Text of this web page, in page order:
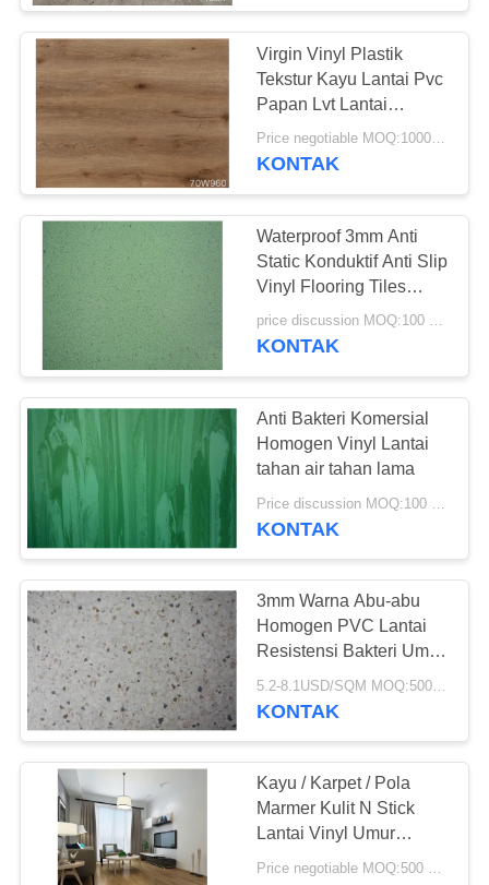
SITEMAP
KEBIJAKAN
PRIVASI
Lantai PVC Anti-
statis
Lembar PVC anti-
statis
15
Lantai Vinyl Kering
49
Lantai Vinyl Self
Adhesive
51
Virgin Vinyl Plastik
Tekstur Kayu Lantai Pvc
Papan Lvt Lantai
Genteng Untuk Indoor
Price negotiable MOQ:1000 Meter Persegi
KONTAK
Waterproof 3mm Anti
Static Konduktif Anti Slip
Vinyl Flooring Tiles
OEM Tersedia
price discussion MOQ:100 meter persegi
KONTAK
Anti Bakteri Komersial
Homogen Vinyl Lantai
tahan air tahan lama
KONTAK
3mm Warna Abu-abu
Homogen PVC Lantai
Resistensi Bakteri Umur
Panjang
5.2-8.1USD/SQM MOQ:500SQM
KONTAK
Kayu / Karpet / Pola
Marmer Kulit N Stick
Lantai Vinyl Umur
panjang Menggunakan
Price negotiable MOQ:500 meter persegi